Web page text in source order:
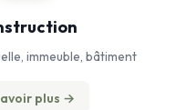
immeuble, bâtiment
plus →